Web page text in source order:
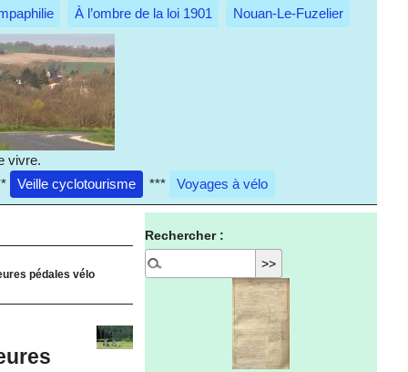
À l’ombre de la loi 1901 Nouan-Le-Fuzelier
vivre.
Veille cyclotourisme *** Voyages à vélo
pédales vélo
Rechercher :